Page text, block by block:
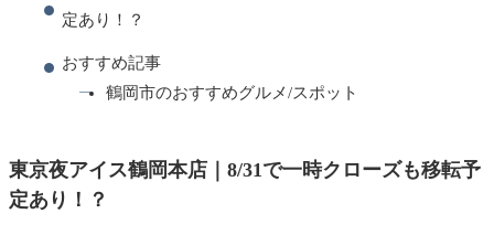
定あり！？
おすすめ記事
鶴岡市のおすすめグルメ/スポット
東京夜アイス鶴岡本店｜8/31で一時クローズも移転予
定あり！？